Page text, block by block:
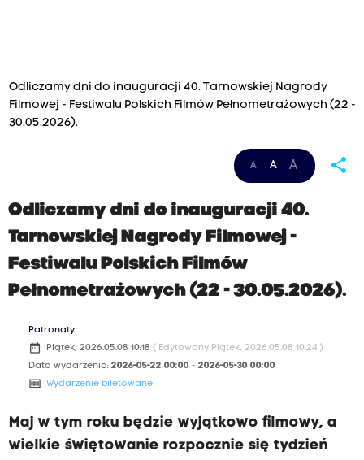
Odliczamy dni do inauguracji 40. Tarnowskiej Nagrody
Filmowej - Festiwalu Polskich Filmów Pełnometrażowych (22 -
30.05.2026).
A A A share
Odliczamy dni do inauguracji 40.
Tarnowskiej Nagrody Filmowej -
Festiwalu Polskich Filmów
Pełnometrażowych (22 - 30.05.2026).
Patronaty
date_range Piątek, 2026.05.08 10:18 ( Edytowany Piątek, 2026.05.08 10:24 )
Data wydarzenia: 2026-05-22 00:00- 2026-05-30 00:00
money Wydarzenie biletowane
Maj w tym roku będzie wyjątkowo filmowy, a
wielkie świętowanie rozpocznie się tydzień